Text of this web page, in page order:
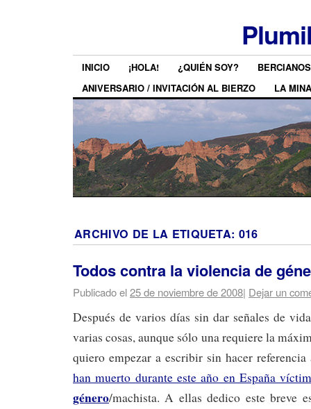
INICIO ¡HOLA! ¿QUIÉN SOY?
ANIVERSARIO / INVITACIÓN AL BIERZO
LA MINA
ARCHIVO DE LA ETIQUETA: 016
Todos contra la violencia de
Publicado el25 de noviembre de 2008| Dejar un
Después de varios días sin dar señales de
varias cosas, aunque sólo una requiere la
quiero empezar a escribir sin hacer
han muerto durante este año en España
género/machista. A ellas dedico este breve